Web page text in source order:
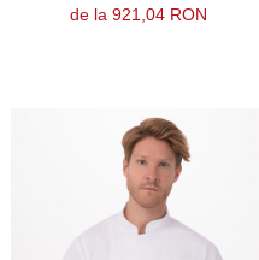
de la 921,04 RON